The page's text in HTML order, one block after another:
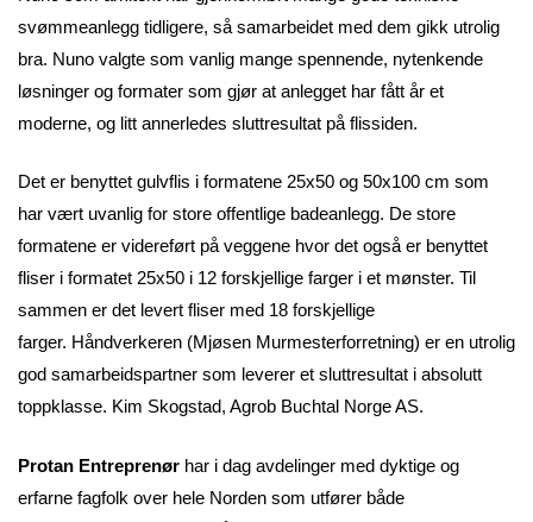
svømmeanlegg tidligere, så samarbeidet med dem gikk utrolig
bra. Nuno valgte som vanlig mange spennende, nytenkende
løsninger og formater som gjør at anlegget har fått år et
moderne, og litt annerledes sluttresultat på flissiden.
Det er benyttet gulvflis i formatene 25x50 og 50x100 cm som
har vært uvanlig for store offentlige badeanlegg. De store
formatene er videreført på veggene hvor det også er benyttet
fliser i formatet 25x50 i 12 forskjellige farger i et mønster. Til
sammen er det levert fliser med 18 forskjellige
farger. Håndverkeren (Mjøsen Murmesterforretning) er en utrolig
god samarbeidspartner som leverer et sluttresultat i absolutt
toppklasse. Kim Skogstad, Agrob Buchtal Norge AS.
Protan Entreprenør har i dag avdelinger med dyktige og
erfarne fagfolk over hele Norden som utfører både